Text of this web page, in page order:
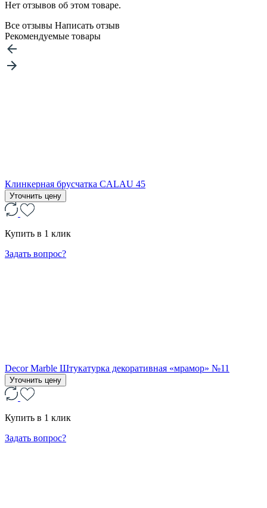
Нет отзывов об этом товаре.
Все отзывы Написать отзыв
Рекомендуемые товары
Клинкерная брусчатка CALAU 45
Уточнить цену
Купить в 1 клик
Задать вопрос?
Decor Marble Штукатурка декоративная «мрамор» №11
Уточнить цену
Купить в 1 клик
Задать вопрос?